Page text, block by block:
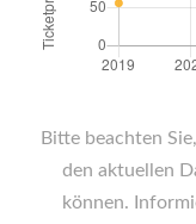
Bitte beachten
den aktuellen
können.